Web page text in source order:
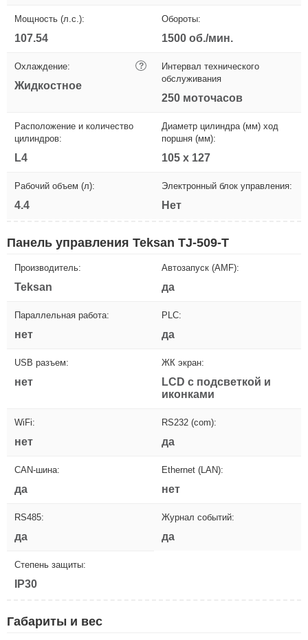
Мощность (л.с.):
107.54
Обороты:
1500 об./мин.
Охлаждение: ?
Жидкостное
Интервал технического
обслуживания
250 моточасов
Расположение и количество
цилиндров:
L4
Диаметр цилиндра (мм) ход
поршня (мм):
105 х 127
Рабочий объем (л):
4.4
Электронный блок управления:
Нет
Панель управления Teksan TJ-509-T
Производитель:
Teksan
Автозапуск (AMF):
да
Параллельная работа:
нет
PLC:
да
USB разъем:
нет
ЖК экран:
LCD с подсветкой и
иконками
WiFi:
нет
RS232 (com):
да
CAN-шина:
да
Ethernet (LAN):
нет
RS485:
да
Журнал событий:
да
Степень защиты:
IP30
Габариты и вес